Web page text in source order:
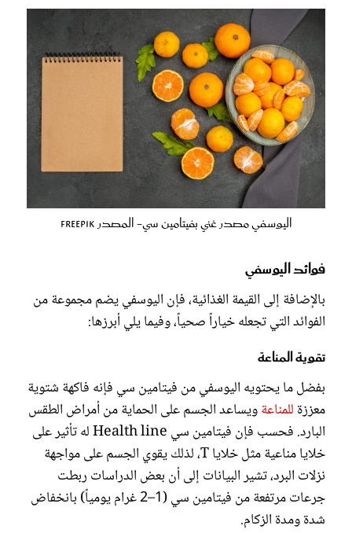
اليوسفي مصدر غني بفيتامين سي- المصدر freepik
فوائد اليوسفي
بالإضافة إلى القيمة الغذائية، فإن اليوسفي يضم مجموعة من
الفوائد التي تجعله خياراً صحياً، وفيما يلي أبرزها:
تقوية المناعة
بفضل ما يحتويه اليوسفي من فيتامين سي فإنه فاكهة شتوية
معززة للمناعةويساعد الجسم على الحماية من أمراض الطقس
البارد. فحسب فإن فيتامين سي Health line له تأثير على
خلايا مناعية مثل خلايا T، لذلك يقوي الجسم على مواجهة
نزلات البرد، تشير البيانات إلى أن بعض الدراسات ربطت
جرعات مرتفعة من فيتامين سي (1–2 غرام يومياً) بانخفاض
شدة ومدة الزكام.